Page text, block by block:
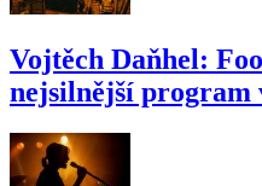
Vojtěch Daňhel:
nejsilnější program